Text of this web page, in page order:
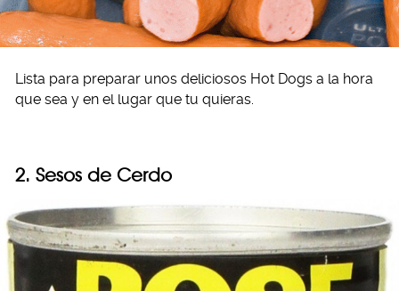
Lista para preparar unos deliciosos Hot Dogs a la hora
que sea y en el lugar que tu quieras.
2. Sesos de Cerdo